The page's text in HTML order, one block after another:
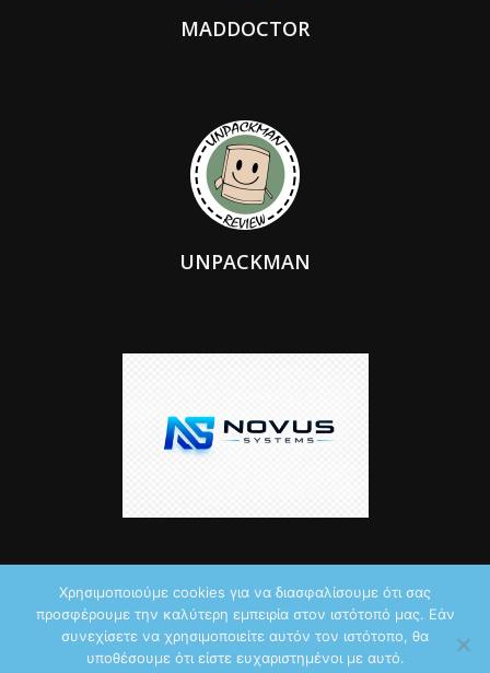
MADDOCTOR
UNPACKMAN
© 2026 by iTechNews.gr
Χρησιμοποιούμε cookies για να διασφαλίσουμε ότι σας
προσφέρουμε την καλύτερη εμπειρία στον ιστότοπό μας. Εάν
συνεχίσετε να χρησιμοποιείτε αυτόν τον ιστότοπο, θα
υποθέσουμε ότι είστε ευχαριστημένοι με αυτό.